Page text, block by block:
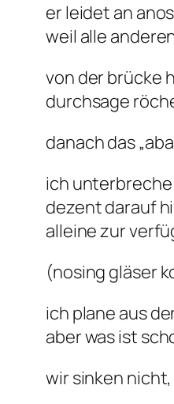
er leidet an
weil alle
von der brücke
durchsage
danach das
ich
dezent darauf
alleine zur
(nosing gläser
ich plane aus
aber was ist
wir sinken